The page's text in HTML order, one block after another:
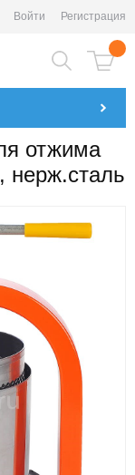
Войти Регистрация
отжима
нерж.сталь